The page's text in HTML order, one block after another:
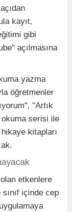
kayıt,
gibi
açılmasına
yazma
öğretmenler
"Artık
serisi ile
kitapları
etkenlere
sınıf içinde cep